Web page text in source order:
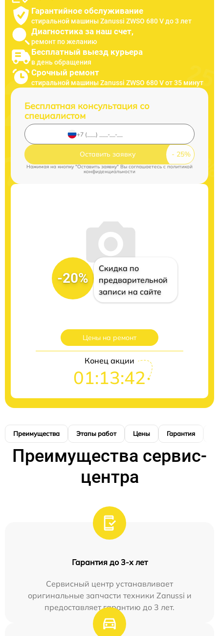
Гарантийное обслуживание
стиральной машины Zanussi ZWSO 680 V до 3 лет
Диагностика за наш счет,
ремонт по желанию
Бесплатный выезд курьера
в день обращения
Срочный ремонт
стиральной машины Zanussi ZWSO 680 V от 35 минут
Бесплатная консультация со
специалистом
Оставить заявку
Нажимая на кнопку "Оставить заявку" Вы соглашаетесь cполитикой
конфиденциальности
-20%
Скидка по
предварительной
записи на сайте
Цены на ремонт
Конец акции
01:13:41
Преимущества Этапы работ Цены Гарантия
Преимущества сервис-
центра
Гарантия до 3-х лет
Сервисный центр устанавливает
оригинальные запчасти техники Zanussi и
предоставляет гарантию до 3 лет.